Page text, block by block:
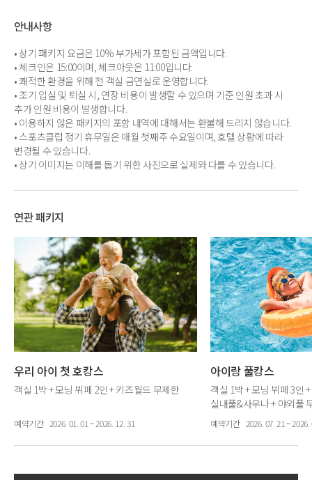
안내사항
• 상기 패키지 요금은 10% 부가세가 포함된 금액입니다.
• 체크인은 15:00이며, 체크아웃은 11:00입니다.
• 쾌적한 환경을 위해 전 객실 금연실로 운영합니다.
• 조기 입실 및 퇴실 시, 연장 비용이 발생할 수 있으며 기준 인원 초과 시
추가 인원 비용이 발생합니다.
• 이용하지 않은 패키지의 포함 내역에 대해서는 환불해 드리지 않습니다.
• 스포츠클럽 정기 휴무일은 매월 첫째주 수요일이며, 호텔 상황에 따라
변경될 수 있습니다.
• 상기 이미지는 이해를 돕기 위한 사진으로 실제와 다를 수 있습니다.
연관 패키지
우리 아이 첫 호캉스
객실 1박 + 모닝 뷔페 2인 + 키즈월드 무제한
예약기간 2026. 01. 01 ~ 2026. 12. 31
아이랑 풀캉스
객실 1박 + 모닝 뷔페 3인
실내풀&사우나 + 야외풀
바우처 3만원 + 동물 먹이
예약기간 2026. 07. 21 ~ 2026.